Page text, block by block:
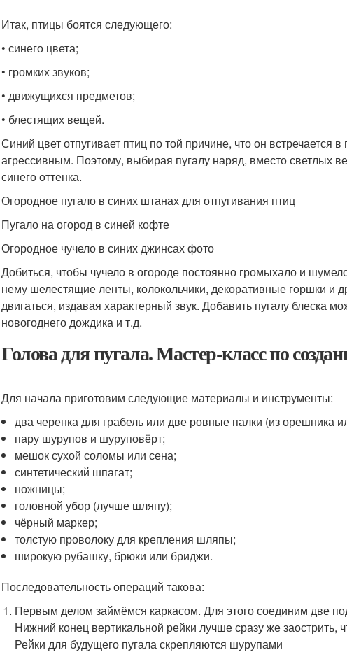
Итак, птицы боятся следующего:
• синего цвета;
• громких звуков;
• движущихся предметов;
• блестящих вещей.
Синий цвет отпугивает птиц по той причине, что он встречается
агрессивным. Поэтому, выбирая пугалу наряд, вместо светлых
синего оттенка.
Огородное пугало в синих штанах для отпугивания птиц
Пугало на огород в синей кофте
Огородное чучело в синих джинсах фото
Добиться, чтобы чучело в огороде постоянно громыхало и
нему шелестящие ленты, колокольчики, декоративные горшки и
двигаться, издавая характерный звук. Добавить пугалу блеска
новогоднего дождика и т.д.
Голова для пугала. Мастер-класс по
Для начала приготовим следующие материалы и инструменты:
два черенка для грабель или две ровные палки (из орешника
пару шурупов и шуруповёрт;
мешок сухой соломы или сена;
синтетический шпагат;
ножницы;
головной убор (лучше шляпу);
чёрный маркер;
толстую проволоку для крепления шляпы;
широкую рубашку, брюки или бриджи.
Последовательность операций такова:
Первым делом займёмся каркасом. Для этого соединим две
Нижний конец вертикальной рейки лучше сразу же
Рейки для будущего пугала скрепляются шурупами